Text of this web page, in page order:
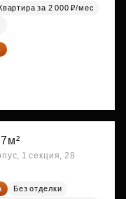
за 2 000 ₽/мес
1 секция, 28
Без отделки